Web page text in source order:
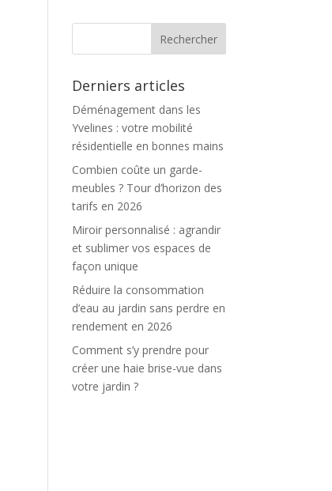
Derniers articles
Déménagement dans les
Yvelines : votre mobilité
résidentielle en bonnes mains
Combien coûte un garde-
meubles ? Tour d’horizon des
tarifs en 2026
Miroir personnalisé : agrandir
et sublimer vos espaces de
façon unique
Réduire la consommation
d’eau au jardin sans perdre en
rendement en 2026
Comment s’y prendre pour
créer une haie brise-vue dans
votre jardin ?